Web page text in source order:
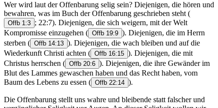
Wer wird laut der Offenbarung selig sein? Diejenigen, die hören und
bewahren, was im Buch der Offenbarung geschrieben steht (
Offb 1:3 ; 22:7). Diejenigen, die sich weigern, mit der Welt
Kompromisse einzugehen ( Offb 19:9 ). Diejenigen, die im Herrn
sterben ( Offb 14:13 ). Diejenigen, die wach bleiben und auf die
Wiederkunft Christi achten ( Offb 16:15 ). Diejenigen, die mit
Christus herrschen ( Offb 20:6 ). Diejenigen, die ihre Gewänder im
Blut des Lammes gewaschen haben und das Recht haben, vom
Baum des Lebens zu essen ( Offb 22:14 ).
Die Offenbarung stellt uns wahre und bleibende statt falscher und